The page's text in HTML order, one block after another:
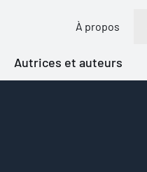
À propos
Autrices et auteurs